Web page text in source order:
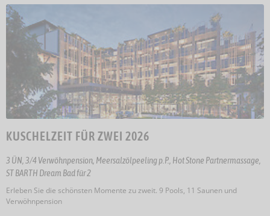
KUSCHELZEIT FÜR ZWEI 2026
3 ÜN, 3/4 Verwöhnpension, Meersalzölpeeling p.P., Hot Stone Partnermassage,
ST BARTH Dream Bad für 2
Erleben Sie die schönsten Momente zu zweit. 9 Pools, 11 Saunen und
Verwöhnpension